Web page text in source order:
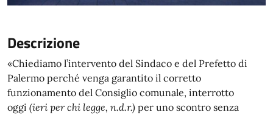
Descrizione
«Chiediamo l’intervento del Sindaco e del Prefetto di
Palermo perché venga garantito il corretto
funzionamento del Consiglio comunale, interrotto
oggi (ieri per chi legge, n.d.r.) per uno scontro senza